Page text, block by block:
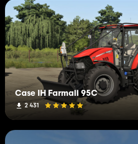
Case IH Farmall 95C
2 431